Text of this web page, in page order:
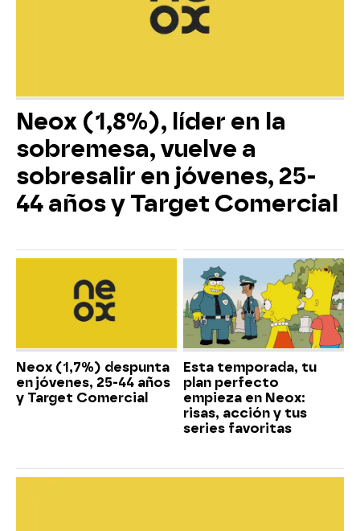
Neox (1,8%), líder en la
sobremesa, vuelve a
sobresalir en jóvenes, 25-
44 años y Target Comercial
Neox (1,7%) despunta
en jóvenes, 25-44 años
y Target Comercial
Esta temporada, tu
plan perfecto
empieza en Neox:
risas, acción y tus
series favoritas